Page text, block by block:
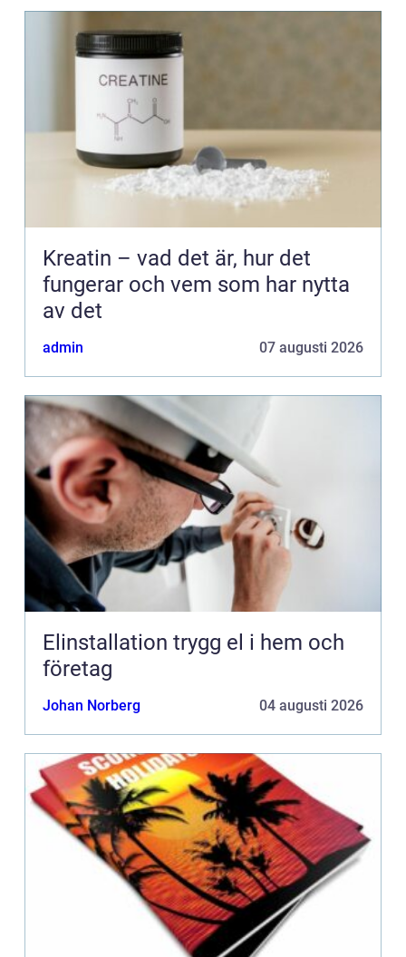
Kreatin – vad det är, hur det
fungerar och vem som har nytta
av det
admin 07 augusti 2026
Elinstallation trygg el i hem och
företag
Johan Norberg 04 augusti 2026